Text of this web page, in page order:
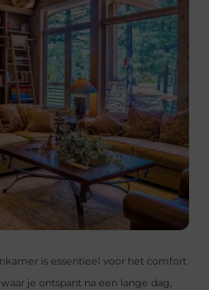
is essentieel voor het comfort
je ontspant na een lange dag,